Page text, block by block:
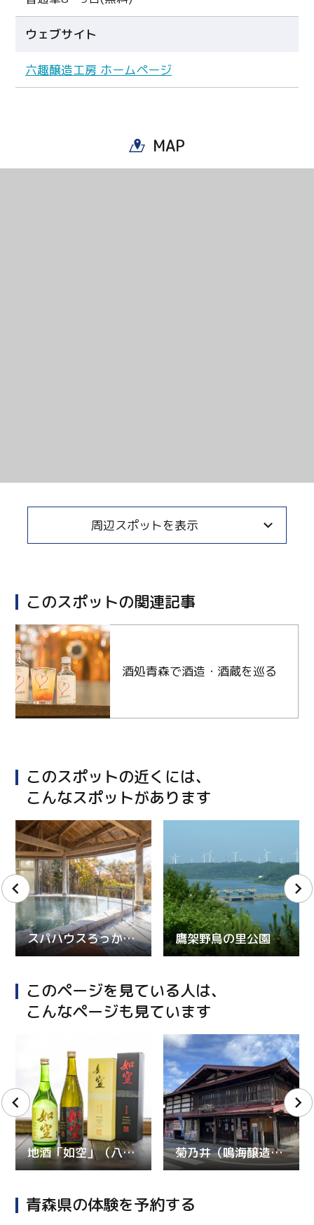
ウェブサイト
六趣醸造工房 ホームページ
MAP
周辺スポットを表示
このスポットの関連記事
酒処青森で酒造・酒蔵を巡る
このスポットの近くには、
こんなスポットがあります
スパハウスろっかぽっか 鷹架野鳥の里公園
このページを見ている人は、
こんなページも見ています
地酒「如空」（八戸酒類五戸工場） 菊乃井（鳴海醸造店）
青森県の体験を予約する
Twitter
Line